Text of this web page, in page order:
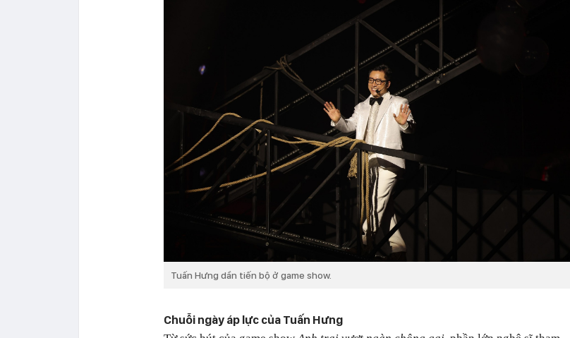
Tuấn Hưng dần tiến bộ ở game show.
Chuỗi ngày áp lực của Tuấn Hưng